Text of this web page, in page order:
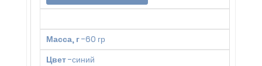
Масса, г-60 гр
Цвет-синий